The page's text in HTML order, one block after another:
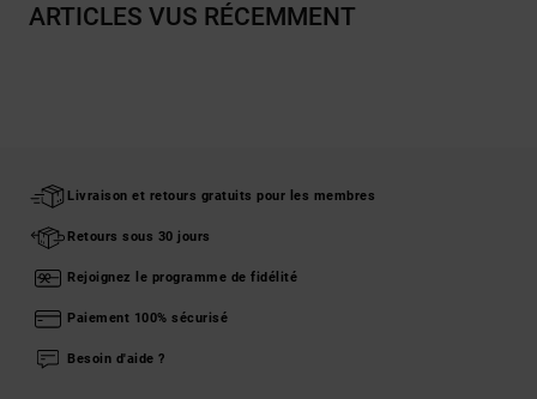
ARTICLES VUS RÉCEMMENT
Livraison et retours gratuits pour les membres
Retours sous 30 jours
Rejoignez le programme de fidélité
Paiement 100% sécurisé
Besoin d'aide ?